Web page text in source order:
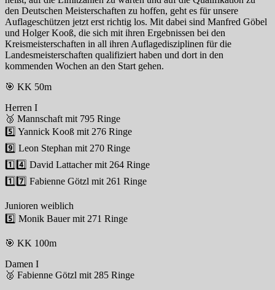
den Deutschen Meisterschaften zu hoffen, geht es für unsere
Auflageschützen jetzt erst richtig los. Mit dabei sind Manfred Göbel
und Holger Kooß, die sich mit ihren Ergebnissen bei den
Kreismeisterschaften in all ihren Auflagedisziplinen für die
Landesmeisterschaften qualifiziert haben und dort in den
kommenden Wochen an den Start gehen.
🎯 KK 50m
Herren I
🥉 Mannschaft mit 795 Ringe
5️⃣ Yannick Kooß mit 276 Ringe
9️⃣ Leon Stephan mit 270 Ringe
1️⃣4️⃣ David Lattacher mit 264 Ringe
1️⃣7️⃣ Fabienne Götzl mit 261 Ringe
Junioren weiblich
5️⃣ Monik Bauer mit 271 Ringe
🎯 KK 100m
Damen I
🥈 Fabienne Götzl mit 285 Ringe